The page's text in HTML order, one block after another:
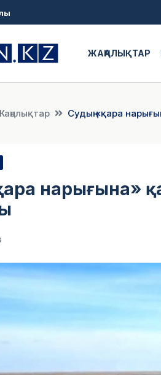
ЖАҢАЛЫҚТАР
Судың «қара
нарығына»